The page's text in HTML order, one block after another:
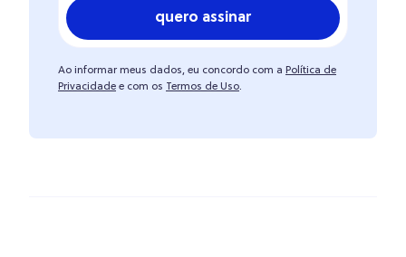
quero assinar
Ao informar meus dados, eu concordo com a Política de
Privacidade e com os Termos de Uso.